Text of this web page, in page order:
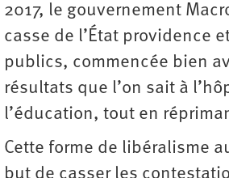
2017, le gouvernement
casse de l’État providence
publics, commencée bien
résultats que l’on sait à
l’éducation, tout en
Cette forme de libéralisme
but de casser les